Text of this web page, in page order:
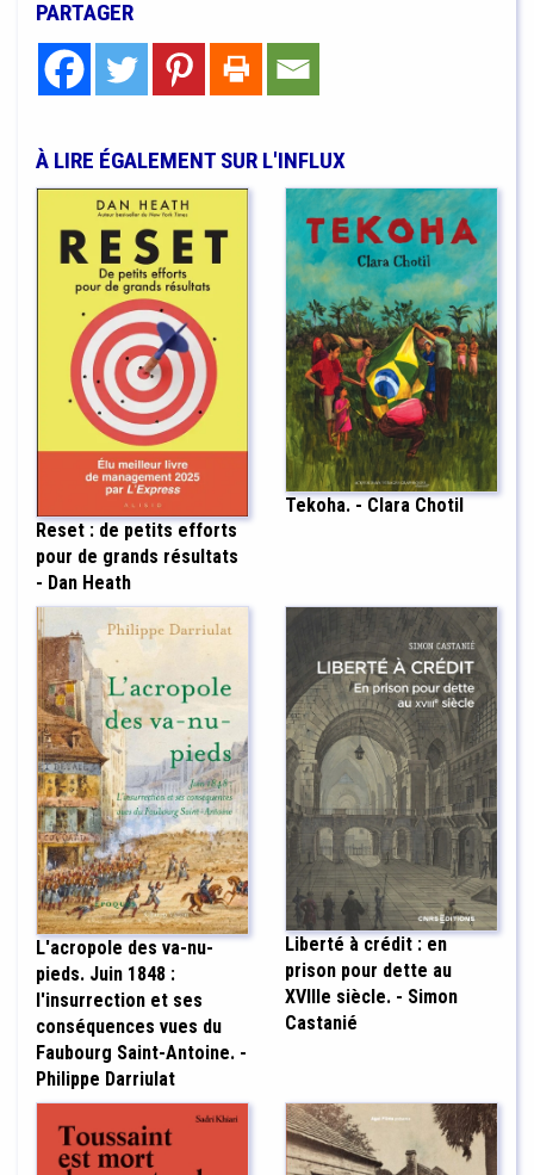
PARTAGER
À LIRE ÉGALEMENT SUR L'INFLUX
Reset : de petits efforts
pour de grands résultats
- Dan Heath
Tekoha. - Clara Chotil
L'acropole des va-nu-
pieds. Juin 1848 :
l'insurrection et ses
conséquences vues du
Faubourg Saint-Antoine. -
Philippe Darriulat
Liberté à crédit : en
prison pour dette au
XVIIIe siècle. - Simon
Castanié